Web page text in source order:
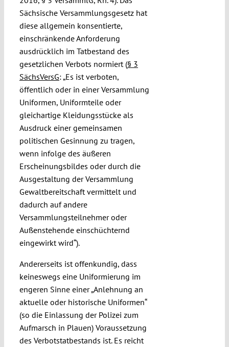
Sächsische Versammlungsgesetz hat
diese allgemein konsentierte,
einschränkende Anforderung
ausdrücklich im Tatbestand des
gesetzlichen Verbots normiert (§ 3
SächsVersG: „Es ist verboten,
öffentlich oder in einer Versammlung
Uniformen, Uniformteile oder
gleichartige Kleidungsstücke als
Ausdruck einer gemeinsamen
politischen Gesinnung zu tragen,
wenn infolge des äußeren
Erscheinungsbildes oder durch die
Ausgestaltung der Versammlung
Gewaltbereitschaft vermittelt und
dadurch auf andere
Versammlungsteilnehmer oder
Außenstehende einschüchternd
eingewirkt wird“).
Andererseits ist offenkundig, dass
keineswegs eine Uniformierung im
engeren Sinne einer „Anlehnung an
aktuelle oder historische Uniformen“
(so die Einlassung der Polizei zum
Aufmarsch in Plauen) Voraussetzung
des Verbotstatbestands ist. Es reicht